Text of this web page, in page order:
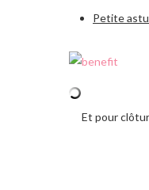
Petite
Et pour